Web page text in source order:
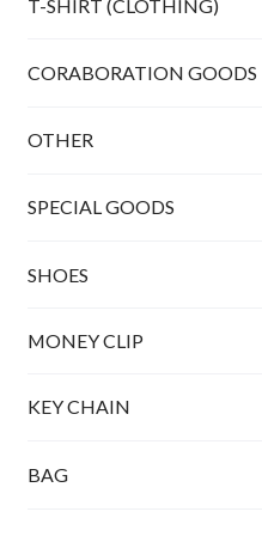
T-SHIRT (CLOTHING)
CORABORATION GOODS
OTHER
SPECIAL GOODS
SHOES
MONEY CLIP
KEY CHAIN
BAG